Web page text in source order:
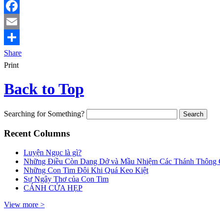
Facebook
Email
Share
Print
Back to Top
Searching for Something?
Recent Columns
Luyện Ngục là gì?
Những Điều Còn Dang Dở và Mầu Nhiệm Các Thánh Thông
Những Con Tim Đôi Khi Quá Keo Kiệt
Sự Ngây Thơ của Con Tim
CÁNH CỬA HẸP
View more >